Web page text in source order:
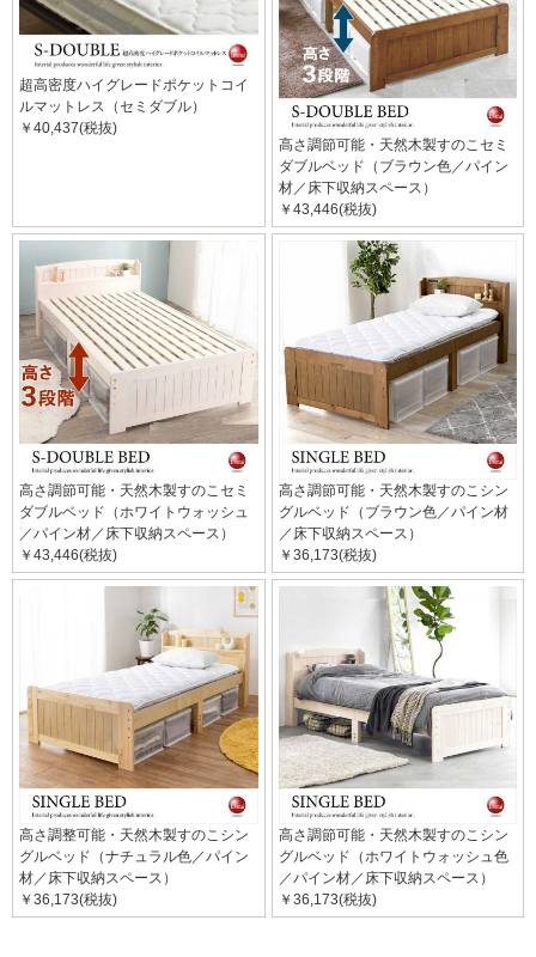
超高密度ハイグレードポケットコイ
ルマットレス（セミダブル）
￥40,437(税抜)
高さ調節可能・天然木製すのこセミ
ダブルベッド（ブラウン色／パイン
材／床下収納スペース）
￥43,446(税抜)
高さ調節可能・天然木製すのこセミ
ダブルベッド（ホワイトウォッシュ
／パイン材／床下収納スペース）
￥43,446(税抜)
高さ調節可能・天然木製すのこシン
グルベッド（ブラウン色／パイン材
／床下収納スペース）
￥36,173(税抜)
高さ調整可能・天然木製すのこシン
グルベッド（ナチュラル色／パイン
材／床下収納スペース）
￥36,173(税抜)
高さ調節可能・天然木製すのこシン
グルベッド（ホワイトウォッシュ色
／パイン材／床下収納スペース）
￥36,173(税抜)